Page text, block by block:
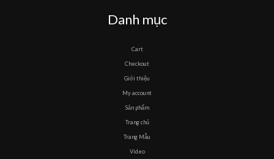
Danh mục
Cart
Checkout
Giới thiệu
My account
Sản phẩm
Trang chủ
Trang Mẫu
Video